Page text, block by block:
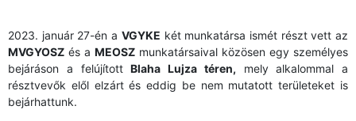
2023. január 27-én a VGYKE két munkatársa ismét részt vett az
MVGYOSZ és a MEOSZ munkatársaival közösen egy személyes
bejáráson a felújítottBlaha Lujza téren, mely alkalommal a
résztvevők elől elzárt és eddig be nem mutatott területeket is
bejárhattunk.